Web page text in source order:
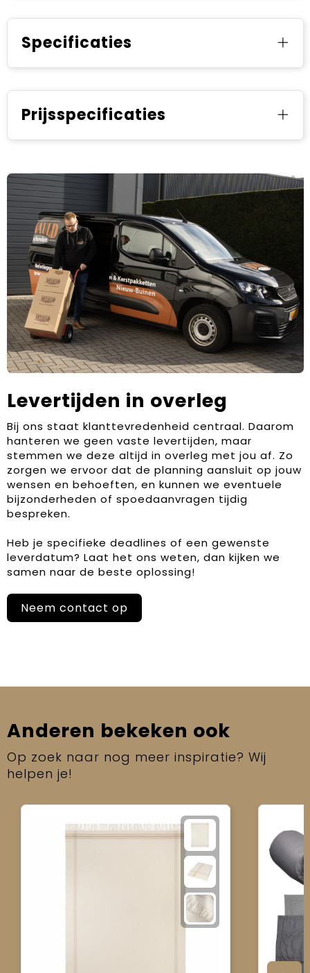
Specificaties
Prijsspecificaties
Levertijden in overleg
Bij ons staat klanttevredenheid centraal. Daarom
hanteren we geen vaste levertijden, maar
stemmen we deze altijd in overleg met jou af. Zo
zorgen we ervoor dat de planning aansluit op jouw
wensen en behoeften, en kunnen we eventuele
bijzonderheden of spoedaanvragen tijdig
bespreken.
Heb je specifieke deadlines of een gewenste
leverdatum? Laat het ons weten, dan kijken we
samen naar de beste oplossing!
Neem contact op
Anderen bekeken ook
Op zoek naar nog meer inspiratie? Wij
helpen je!